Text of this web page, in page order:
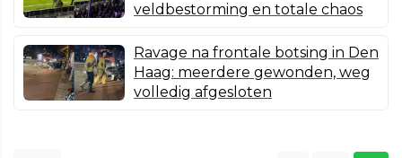
veldbestorming en totale chaos
Ravage na frontale botsing in Den
Haag: meerdere gewonden, weg
volledig afgesloten